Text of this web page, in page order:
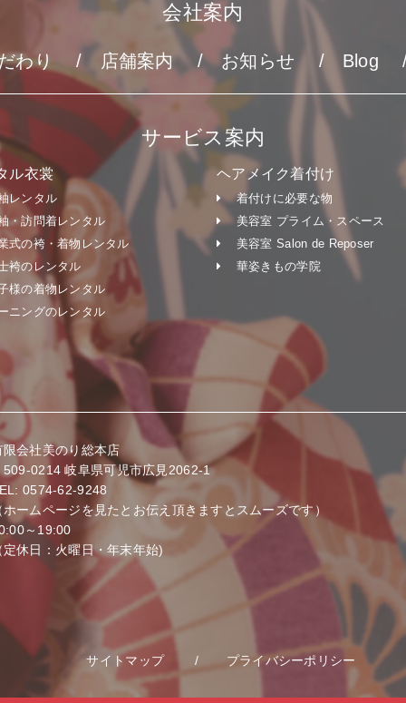
会社案内
わり 店舗案内 お知らせ Blog
サービス案内
ル衣裳
レンタル
・訪問着レンタル
式の袴・着物レンタル
袴のレンタル
様の着物レンタル
ニングのレンタル
ヘアメイク着付け
着付けに必要な物
美容室 プライム・スペース
美容室 Salon de Reposer
華姿きもの学院
限会社美のり総本店
509-0214 岐阜県可児市広見2062-1
0574-62-9248
ホームページを見たとお伝え頂きますとスムーズです）
～19:00
定休日：火曜日・年末年始)
サイトマップ プライバシーポリシー